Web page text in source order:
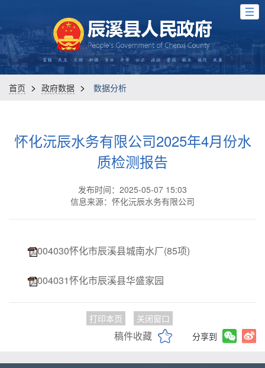
首页 > 政府数据 > 数据分析
怀化沅辰水务有限公司2025年4月份水
质检测报告
发布时间：2025-05-07 15:03
信息来源：怀化沅辰水务有限公司
004030怀化市辰溪县城南水厂(85项)
004031怀化市辰溪县华盛家园
打印本页 关闭窗口
稿件收藏 分享到